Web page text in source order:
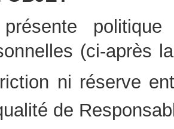
(ci-après
ni réserve
de